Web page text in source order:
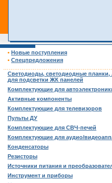
• Новые поступления
• Спецпредложения
Светодиоды, светодиодные планки,
для подсветки ЖК панелей
Комплектующие для
Активные компоненты
Комплектующие для телевизоров
Пульты ДУ
Комплектующие для СВЧ-печей
Комплектующие для аудио/
Конденсаторы
Резисторы
Источники питания и
Инструмент и приборы